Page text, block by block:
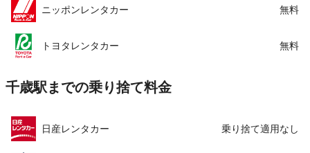
ニッポンレンタカー 無料
トヨタレンタカー 無料
千歳駅までの乗り捨て料金
日産レンタカー 乗り捨て適用なし